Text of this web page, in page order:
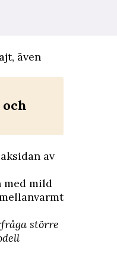
även
av
med mild
större